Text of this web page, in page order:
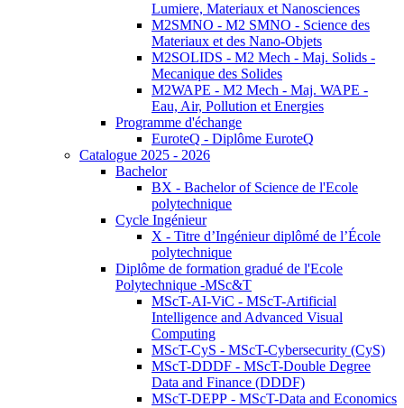
Lumiere, Materiaux et Nanosciences
M2SMNO - M2 SMNO - Science des
Materiaux et des Nano-Objets
M2SOLIDS - M2 Mech - Maj. Solids -
Mecanique des Solides
M2WAPE - M2 Mech - Maj. WAPE -
Eau, Air, Pollution et Energies
Programme d'échange
EuroteQ - Diplôme EuroteQ
Catalogue 2025 - 2026
Bachelor
BX - Bachelor of Science de l'Ecole
polytechnique
Cycle Ingénieur
X - Titre d’Ingénieur diplômé de l’École
polytechnique
Diplôme de formation gradué de l'Ecole
Polytechnique -MSc&T
MScT-AI-ViC - MScT-Artificial
Intelligence and Advanced Visual
Computing
MScT-CyS - MScT-Cybersecurity (CyS)
MScT-DDDF - MScT-Double Degree
Data and Finance (DDDF)
MScT-DEPP - MScT-Data and Economics